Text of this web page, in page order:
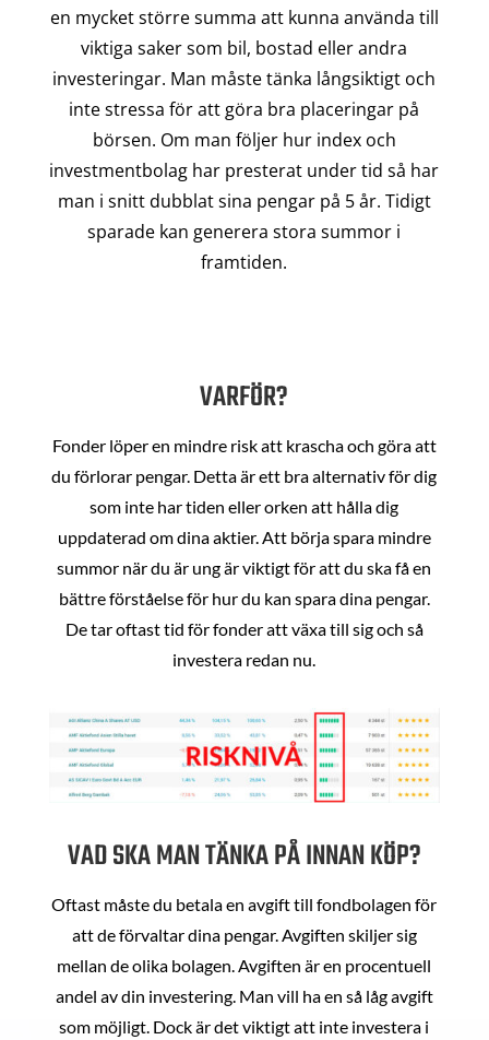
en mycket större summa att kunna använda till
viktiga saker som bil, bostad eller andra
investeringar. Man måste tänka långsiktigt och
inte stressa för att göra bra placeringar på
börsen. Om man följer hur index och
investmentbolag har presterat under tid så har
man i snitt dubblat sina pengar på 5 år. Tidigt
sparade kan generera stora summor i
framtiden.
VARFÖR?
Fonder löper en mindre risk att krascha och göra att
du förlorar pengar. Detta är ett bra alternativ för dig
som inte har tiden eller orken att hålla dig
uppdaterad om dina aktier. Att börja spara mindre
summor när du är ung är viktigt för att du ska få en
bättre förståelse för hur du kan spara dina pengar.
De tar oftast tid för fonder att växa till sig och så
investera redan nu.
VAD SKA MAN TÄNKA PÅ INNAN KÖP?
Oftast måste du betala en avgift till fondbolagen för
att de förvaltar dina pengar. Avgiften skiljer sig
mellan de olika bolagen. Avgiften är en procentuell
andel av din investering. Man vill ha en så låg avgift
som möjligt. Dock är det viktigt att inte investera i